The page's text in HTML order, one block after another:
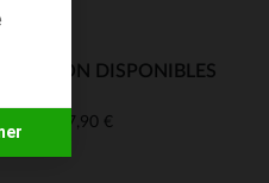
DISPONIBLES
7,90 €